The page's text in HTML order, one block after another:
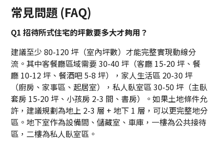
常見問題 (FAQ)
Q1 招待所式住宅的坪數要多大才夠用？
建議至少 80-120 坪（室內坪數）才能完整實現動線分
流。其中客餐廳區域需要 30-40 坪（客廳 15-20 坪、餐
廳 10-12 坪、餐酒吧 5-8 坪），家人生活區 20-30 坪
（廚房、家事區、起居室），私人臥室區 30-50 坪（主臥
套房 15-20 坪、小孩房 2-3 間、書房）。如果土地條件允
許，建議規劃為地上 2-3 層 + 地下 1 層，可以更完整地分
區。地下室作為設備間、儲藏室、車庫，一樓為公共接待
區，二樓為私人臥室區。